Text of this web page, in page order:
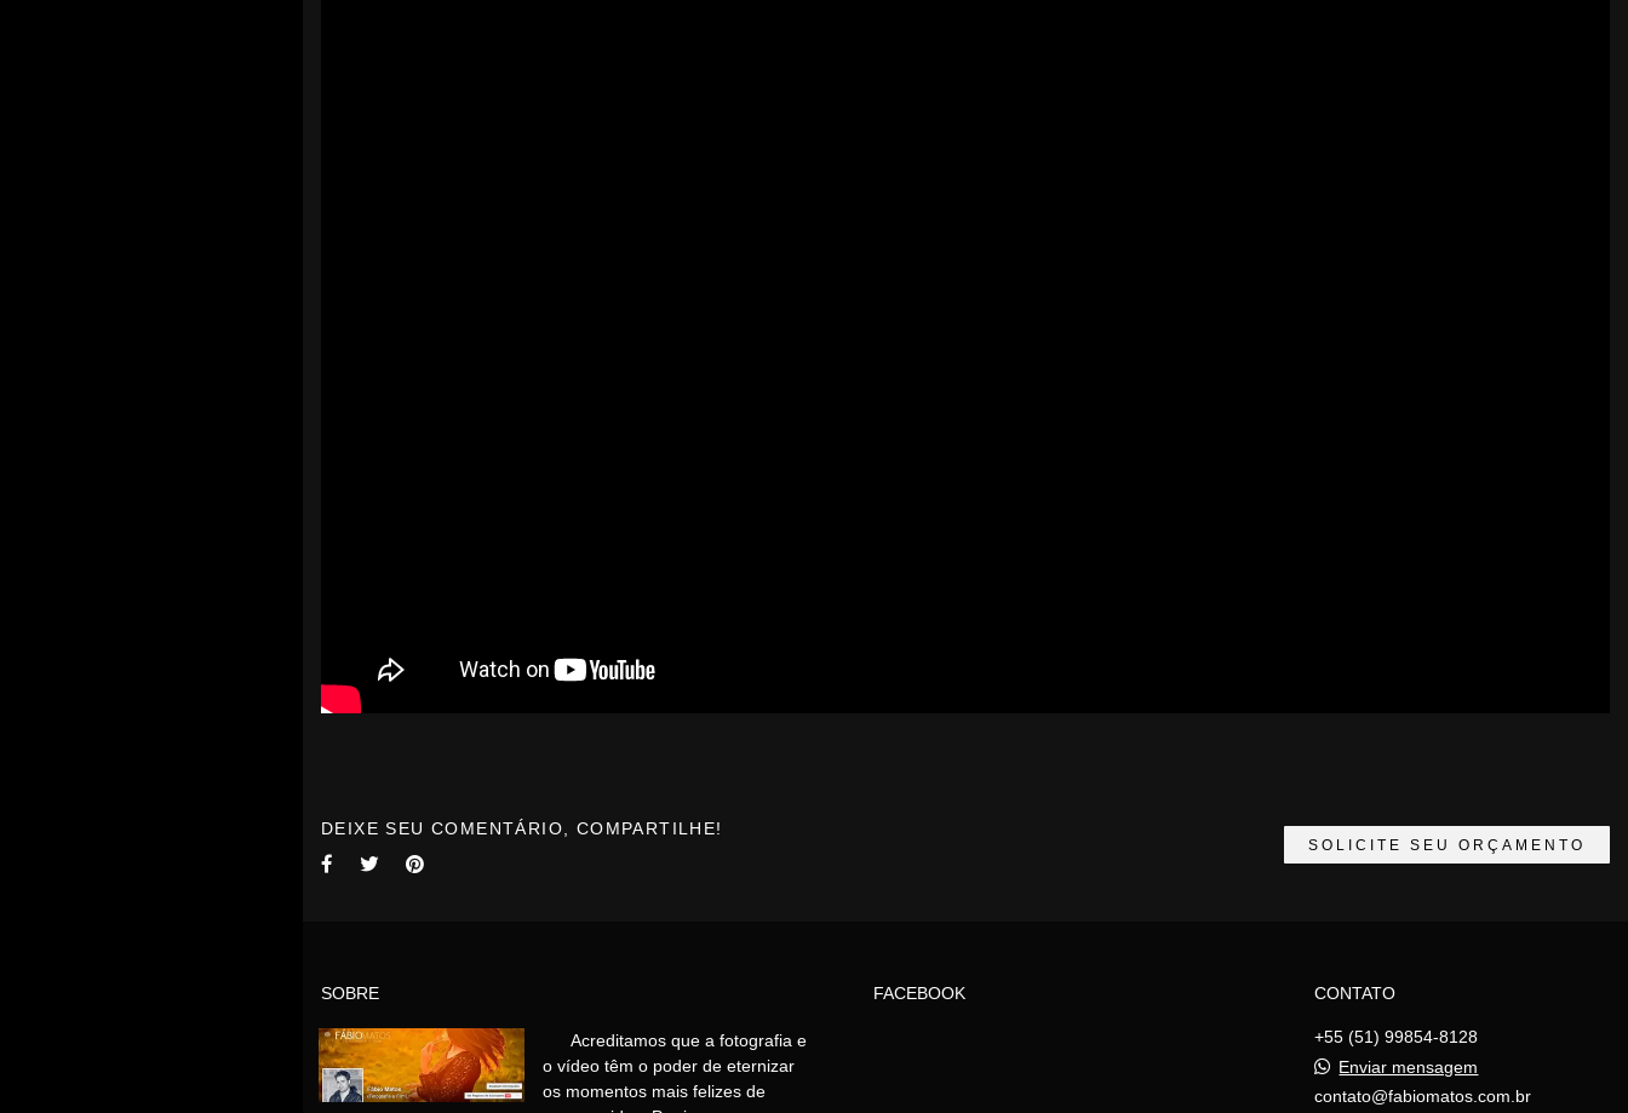
DEIXE SEU COMENTÁRIO, COMPARTILHE!
SOLICITE SEU ORÇAMENTO
SOBRE
Acreditamos que a fotografia e
o vídeo têm o poder de eternizar
os momentos mais felizes de
FACEBOOK CONTATO
+55 (51) 99854-8128
Enviar mensagem
contato@fabiomatos.com.br